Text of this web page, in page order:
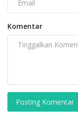
Komentar
Posting Komentar